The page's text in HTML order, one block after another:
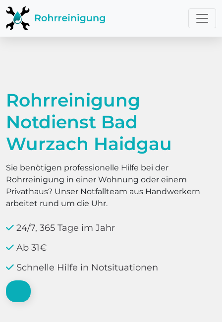
Rohrreinigung
Notdienst Bad
Wurzach Haidgau
Sie benötigen professionelle Hilfe bei der
Rohrreinigung in einer Wohnung oder einem
Privathaus? Unser Notfallteam aus Handwerkern
arbeitet rund um die Uhr.
24/7, 365 Tage im Jahr
Ab 31€
Schnelle Hilfe in Notsituationen